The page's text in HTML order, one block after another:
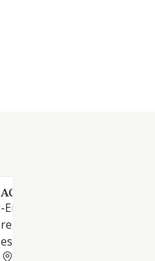
ACADEMIA DE ESPAÑOL K2
-Enseñanza y formación no
reglada en academias del
español